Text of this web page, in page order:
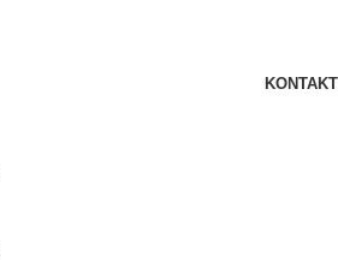
KONTAKT